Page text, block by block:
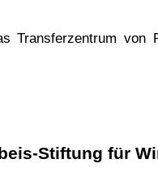
Transferzentrum von
Stiftung für